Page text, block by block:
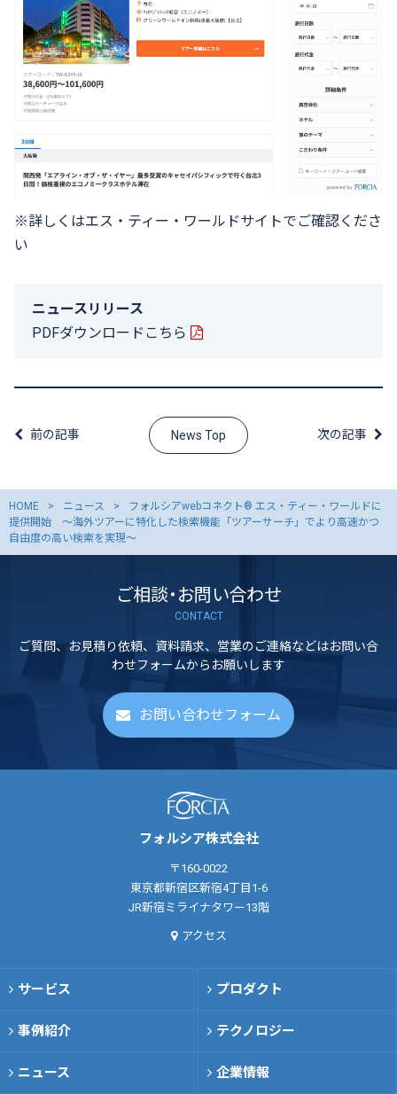
※詳しくはエス・ティー・ワールドサイトでご確認くださ
い
ニュースリリース
PDFダウンロードこちら
前の記事 News Top 次の記事
HOME ニュース
フォルシアwebコネクト® エス・ティー・ワールドに
提供開始 ～海外ツアーに特化した検索機能「ツアーサーチ」でより高速かつ
自由度の高い検索を実現～
ご相談・お問い合わせ
CONTACT
ご質問、お見積り依頼、資料請求、営業のご連絡などはお問い合
わせフォームからお願いします
お問い合わせフォーム
フォルシア株式会社
〒160-0022
東京都新宿区新宿4丁目1-6
JR新宿ミライナタワー13階
アクセス
サービス プロダクト
事例紹介 テクノロジー
ニュース 企業情報